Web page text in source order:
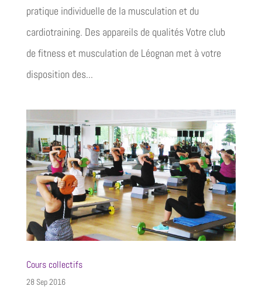
pratique individuelle de la musculation et du
cardiotraining. Des appareils de qualités Votre club
de fitness et musculation de Léognan met à votre
disposition des...
Cours collectifs
28 Sep 2016